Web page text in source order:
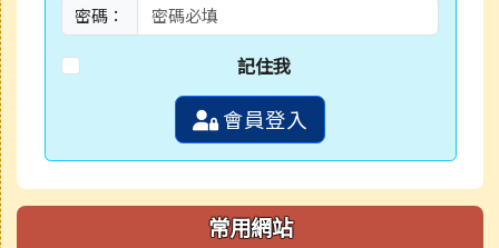
密碼：
記住我
會員登入
常用網站